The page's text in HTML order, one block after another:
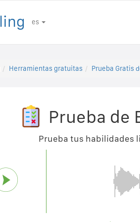
es
Herramientas gratuitas Prueba Gratis
Prueba de
Prueba tus habilidades